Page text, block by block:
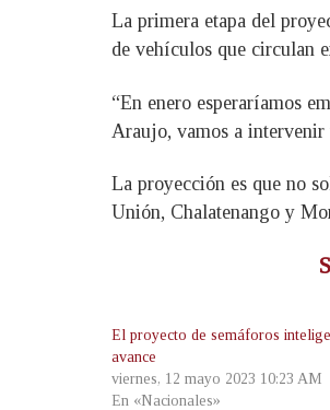
La primera etapa del
de vehículos que circulan
“En enero esperaríamos
Araujo, vamos a intervenir
La proyección es que no
Unión, Chalatenango y
El proyecto de semáforos
avance
viernes, 12 mayo 2023 10:23 AM
En «Nacionales»